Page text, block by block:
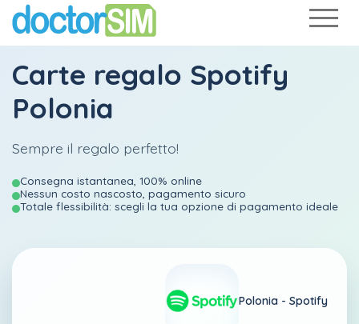
Carte regalo Spotify
Polonia
Sempre il regalo perfetto!
Consegna istantanea, 100% online
Nessun costo nascosto, pagamento sicuro
Totale flessibilità: scegli la tua opzione di pagamento ideale
Polonia - Spotify